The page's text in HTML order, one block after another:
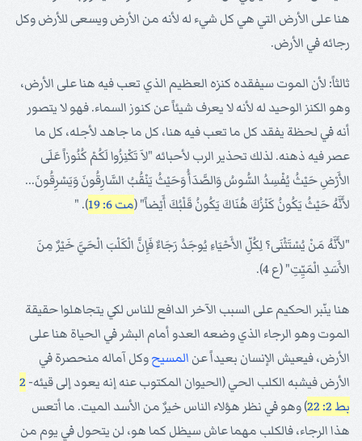
هنا على الأرض التي هي كل شيء له لأنه من الأرض ويسعى للأرض وكل
رجائه في الأرض.
ثالثاً: لأن الموت سيفقده كنزه العظيم الذي تعب فيه هنا على الأرض،
وهو الكنز الوحيد له لأنه لا يعرف شيئاً عن كنوز السماء. فهو لا يتصور
أنه في لحظة يفقد كل ما تعب فيه هنا، كل ما جاهد لأجله، كل ما
عصر فيه ذهنه. لذلك تحذير الرب لأحبائه "لاَ تَكْنِزُوا لَكُمْ كُنُوزاً عَلَى
الأَرْضِ حَيْثُ يُفْسِدُ السُّوسُ وَالصَّدَأُ وَحَيْثُ يَنْقُبُ السَّارِقُونَ وَيَسْرِقُونَ...
لأَنَّهُ حَيْثُ يَكُونُ كَنْزُكَ هُنَاكَ يَكُونُ قَلْبُكَ أَيْضاً" (مت 6: 19 ). "
"لأَنَّهُ مَنْ يُسْتَثْنَى؟ لِكُلِّ الأَحْيَاءِ يُوجَدُ رَجَاءٌ فَإِنَّ الْكَلْبَ الْحَيَّ خَيْرٌ مِنَ
الأَسَدِ الْمَيِّتِ" (ع 4).
هنا ينّبر الحكيم على السبب الآخر الدافع للناس لكي يتجاهلوا حقيقة
الموت وهو الرجاء الذي وضعه العدو أمام البشر في الحياة هنا على
الأرض، فيعيش الإنسان بعيداً عن المسيحوكل آماله منحصرة في
الأرض فيشبه الكلب الحي (الحيوان المكتوب عنه إنه يعود إلى قيئه- 2
بط 2: 22
) وهو في نظر هؤلاء الناس خيرٌ من الأسد الميت. ما أتعس
هذا الرجاء، فالكلب مهما عاش سيظل كما هو، لن يتحول في يوم من